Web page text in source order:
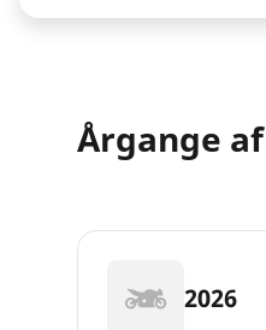
Årgange
2026